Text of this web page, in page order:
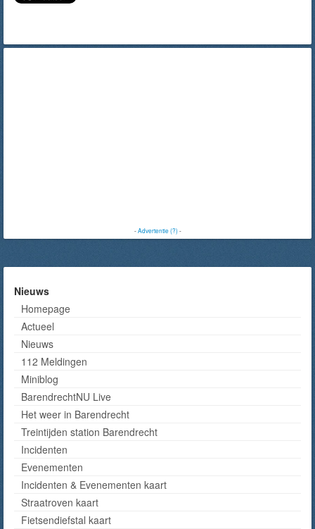
-Advertentie (?)-
Nieuws
Homepage
Actueel
Nieuws
112 Meldingen
Miniblog
BarendrechtNU Live
Het weer in Barendrecht
Treintijden station Barendrecht
Incidenten
Evenementen
Incidenten & Evenementen kaart
Straatroven kaart
Fietsendiefstal kaart